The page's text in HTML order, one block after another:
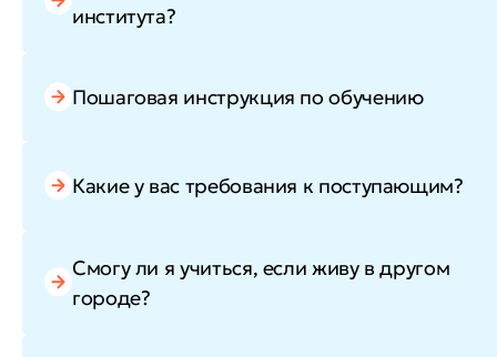
института?
Пошаговая инструкция по обучению
Какие у вас требования к поступающим?
Смогу ли я учиться, если живу в другом
городе?